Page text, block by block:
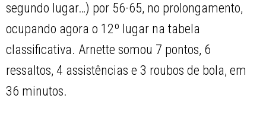
segundo lugar…) por 56-65, no prolongamento,
ocupando agora o 12º lugar na tabela
classificativa. Arnette somou 7 pontos, 6
ressaltos, 4 assistências e 3 roubos de bola, em
36 minutos.